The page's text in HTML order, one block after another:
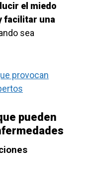
el miedo
facilitar una
sea
provocan
pueden